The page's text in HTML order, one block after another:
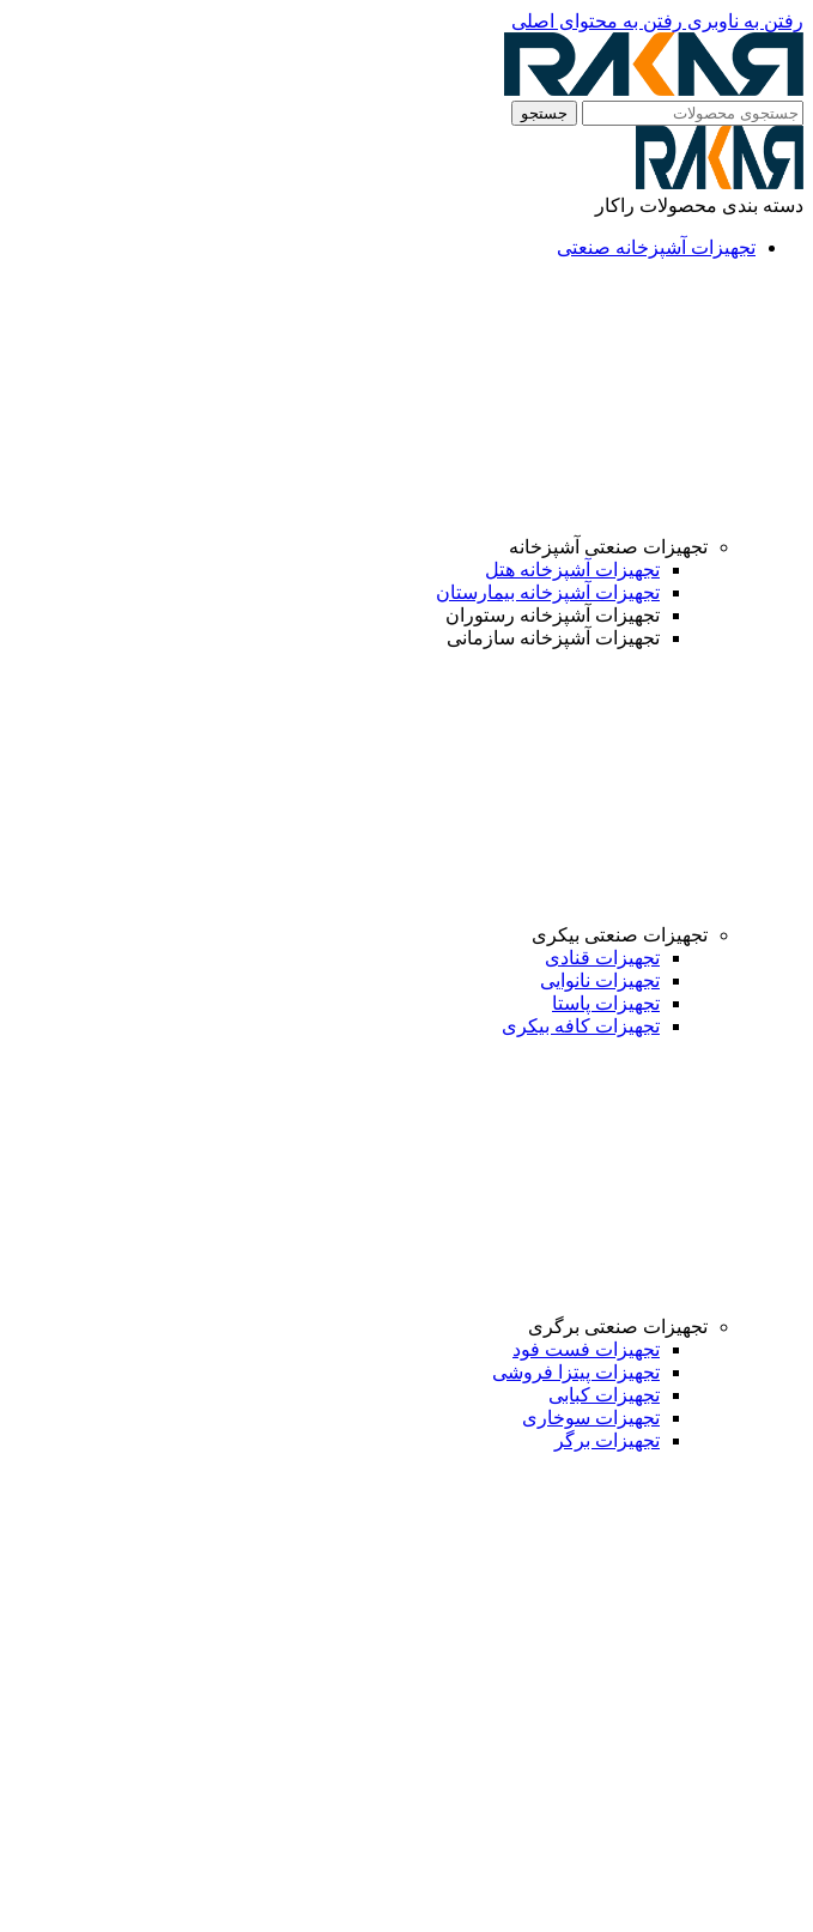
رفتن به ناوبری رفتن به محتوای اصلی
جستجو
دسته بندی محصولات راکار
تجهیزات آشپزخانه صنعتی
تجهیزات صنعتی آشپزخانه
تجهیزات آشپزخانه هتل
تجهیزات آشپزخانه بیمارستان
تجهیزات آشپزخانه رستوران
تجهیزات آشپزخانه سازمانی
تجهیزات صنعتی بیکری
تجهیزات قنادی
تجهیزات نانوایی
تجهیزات پاستا
تجهیزات کافه بیکری
تجهیزات صنعتی برگری
تجهیزات فست فود
تجهیزات پیتزا فروشی
تجهیزات کبابی
تجهیزات سوخاری
تجهیزات برگر